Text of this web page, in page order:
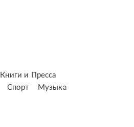
Книги и Пресса
Спорт Музыка